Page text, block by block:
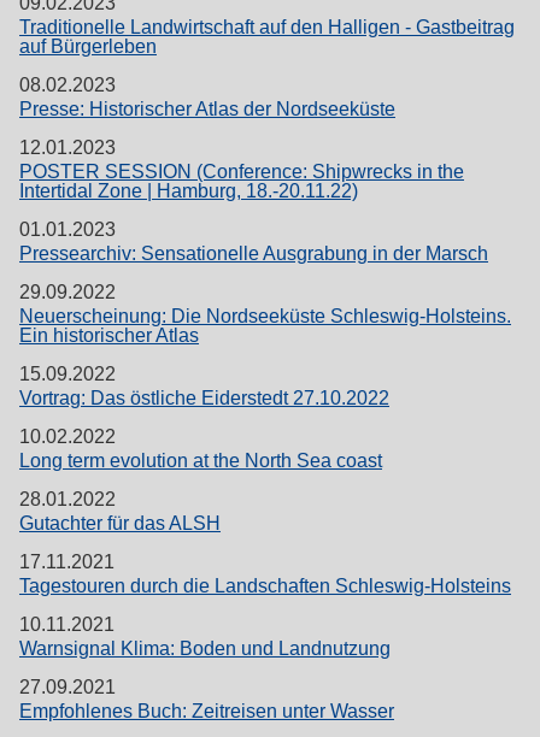
Traditionelle Landwirtschaft auf den Halligen - Gastbeitrag
auf Bürgerleben
08.02.2023
Presse: Historischer Atlas der Nordseeküste
12.01.2023
POSTER SESSION (Conference: Shipwrecks in the
Intertidal Zone | Hamburg, 18.-20.11.22)
01.01.2023
Pressearchiv: Sensationelle Ausgrabung in der Marsch
29.09.2022
Neuerscheinung: Die Nordseeküste Schleswig-Holsteins.
Ein historischer Atlas
15.09.2022
Vortrag: Das östliche Eiderstedt 27.10.2022
10.02.2022
Long term evolution at the North Sea coast
28.01.2022
Gutachter für das ALSH
17.11.2021
Tagestouren durch die Landschaften Schleswig-Holsteins
10.11.2021
Warnsignal Klima: Boden und Landnutzung
27.09.2021
Empfohlenes Buch: Zeitreisen unter Wasser